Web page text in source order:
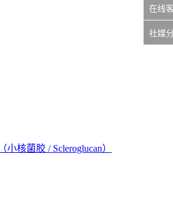
核菌胶 / Scleroglucan）
在线
社媒